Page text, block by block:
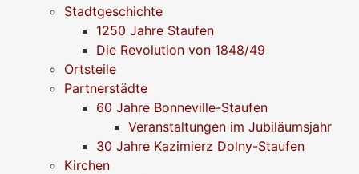
Stadtgeschichte
1250 Jahre Staufen
Die Revolution von 1848/49
Ortsteile
Partnerstädte
60 Jahre Bonneville-Staufen
Veranstaltungen im Jubiläumsjahr
30 Jahre Kazimierz Dolny-Staufen
Kirchen